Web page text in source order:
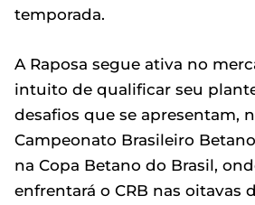
temporada.
A Raposa segue ativa no
intuito de qualificar seu
desafios que se apresentam,
Campeonato Brasileiro
na Copa Betano do Brasil,
enfrentará o CRB nas oitavas